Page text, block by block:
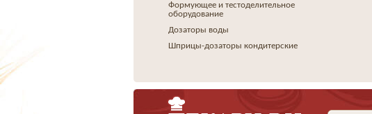
Формующее и тестоделительное
оборудование
Дозаторы воды
Шприцы-дозаторы кондитерские